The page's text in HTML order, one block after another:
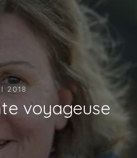
2018
voyageuse